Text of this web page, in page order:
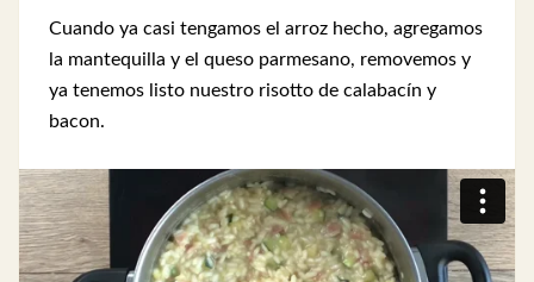
Cuando ya casi tengamos el arroz hecho, agregamos
la mantequilla y el queso parmesano, removemos y
ya tenemos listo nuestro risotto de calabacín y
bacon.